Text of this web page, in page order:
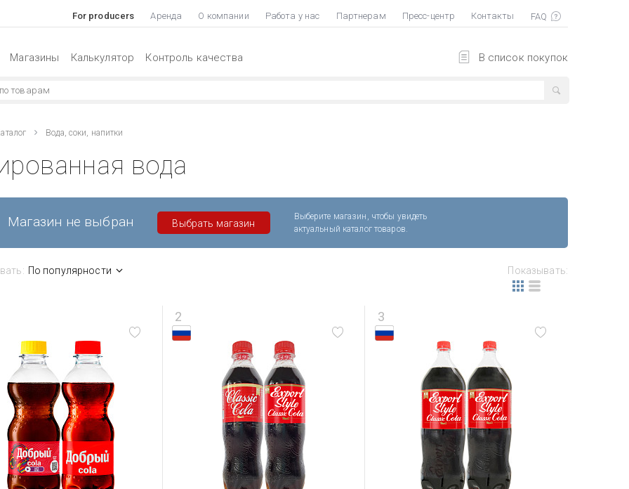
For producers Аренда О компании Работа у нас Партнерам Пресс-центр Контакты
В список покупок
Магазины Калькулятор Контроль качества
Вода, соки, напитки
вода
Магазин не выбран Выбрать магазин
Выберите магазин, чтобы увидеть
актуальный каталог товаров.
По популярности Показывать:
2 3